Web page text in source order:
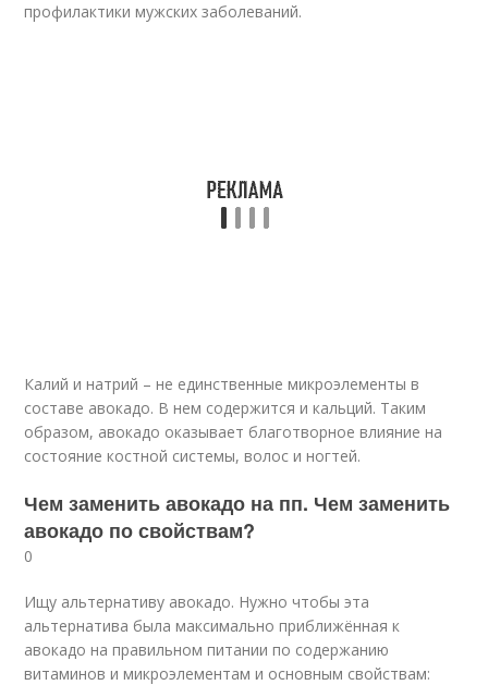
профилактики мужских заболеваний.
Калий и натрий – не единственные микроэлементы в
составе авокадо. В нем содержится и кальций. Таким
образом, авокадо оказывает благотворное влияние на
состояние костной системы, волос и ногтей.
Чем заменить авокадо на пп. Чем заменить
авокадо по свойствам?
0
Ищу альтернативу авокадо. Нужно чтобы эта
альтернатива была максимально приближённая к
авокадо на правильном питании по содержанию
витаминов и микроэлементам и основным свойствам: